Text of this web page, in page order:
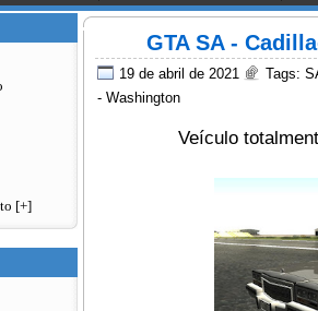
[+]
GTA SA -
19 de abril de 2021 Tags:
- Washington
Veículo